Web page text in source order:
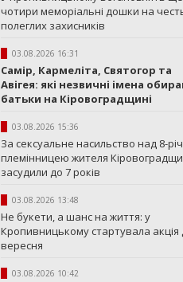
чотири меморіальні дошки на
полеглих захисників
03.08.2026 16:31
Самір, Кармеліта, Святогор та
Авігея: які незвичні імена
батьки на Кіровоградщині
03.08.2026 15:36
За сексуальне насильство над 8-
племінницею жителя
засудили до 7 років
03.08.2026 13:48
Не букети, а шанс на життя: у
Кропивницькому стартувала акція
вересня
03.08.2026 10:42